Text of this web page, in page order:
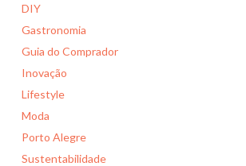
DIY
Gastronomia
Guia do Comprador
Inovação
Lifestyle
Moda
Porto Alegre
Sustentabilidade